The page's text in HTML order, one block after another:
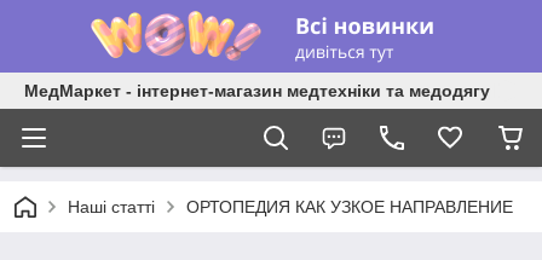
МедМаркет - інтернет-магазин медтехніки та медодягу
Наші статті ОРТОПЕДИЯ КАК УЗКОЕ НАПРАВЛЕНИЕ